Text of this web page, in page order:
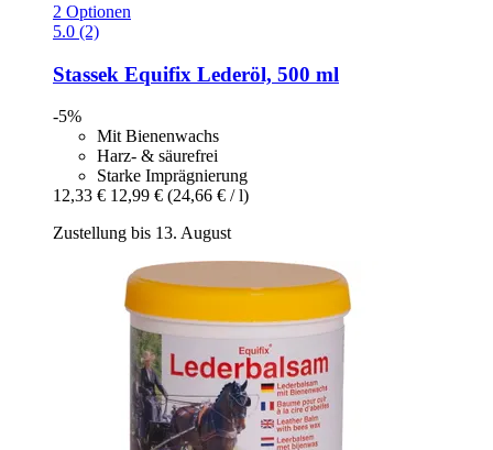
2 Optionen
5.0 (2)
Stassek Equifix Lederöl, 500 ml
-5%
Mit Bienenwachs
Harz- & säurefrei
Starke Imprägnierung
12,33 € 12,99 € (24,66 € / l)
Zustellung bis 13. August